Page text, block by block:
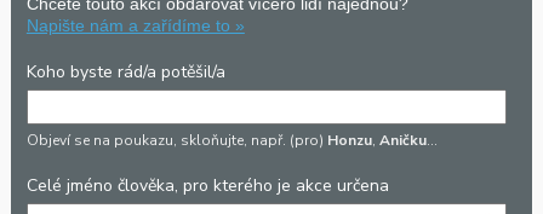
Napište nám a zařídíme to »
Koho byste rád/a potěšil/a
Objeví se na poukazu, skloňujte, např. (pro) Honzu, Aničku…
Celé jméno člověka, pro kterého je akce určena